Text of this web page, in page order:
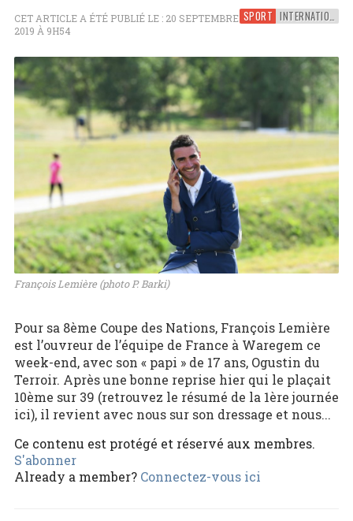
SPORT INTERNATIONAL
CET ARTICLE A ÉTÉ PUBLIÉ LE : 20 SEPTEMBRE
2019 À 9H54
François Lemière (photo P. Barki)
Pour sa 8ème Coupe des Nations, François Lemière
est l’ouvreur de l’équipe de France à Waregem ce
week-end, avec son « papi » de 17 ans, Ogustin du
Terroir. Après une bonne reprise hier qui le plaçait
10ème sur 39 (retrouvez le résumé de la 1ère journée
ici), il revient avec nous sur son dressage et nous...
Ce contenu est protégé et réservé aux membres.
S'abonner
Already a member? Connectez-vous ici